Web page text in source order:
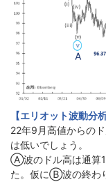
【エリオット波動分
22年9月高値からの
は低いでしょう。
Ⓐ波のドル高は通算
た。仮にⒷ波の終わ